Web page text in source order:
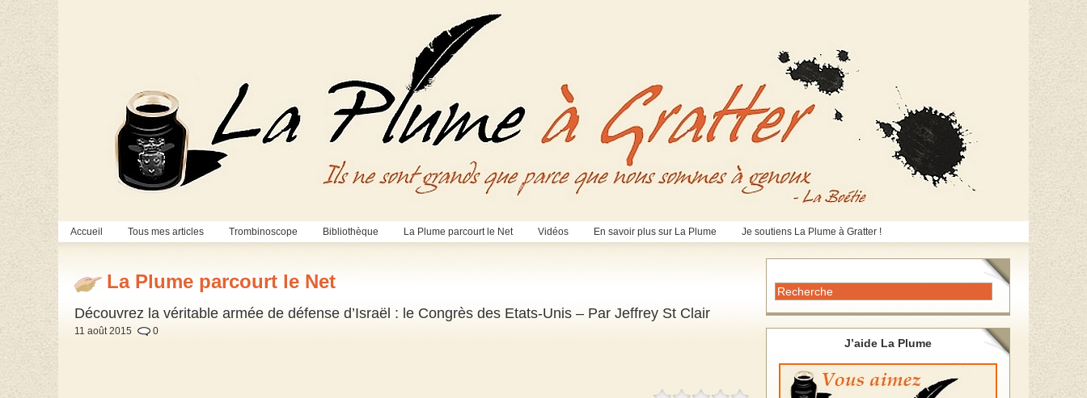
Accueil Tous mes articles Trombinoscope Bibliothèque La Plume parcourt le Net Vidéos En savoir plus sur La Plume Je soutiens La Plume à Gratter !
La Plume parcourt le Net
Découvrez la véritable armée de défense d’Israël : le Congrès des Etats-Unis – Par Jeffrey St Clair
11 août 2015 0
J’aide La Plume